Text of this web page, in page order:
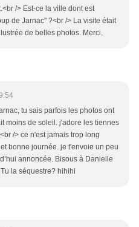
/> Est-ce la ville dont est
de Jarnac" ?<br /> La visite était
de belles photos. Merci.
tu sais parfois les photos ont
moins de soleil. j'adore les tiennes
/> ce n'est jamais trop long
bonne journée. je t'envoie un peu
annoncée. Bisous à Danielle
la séquestre? hihihi